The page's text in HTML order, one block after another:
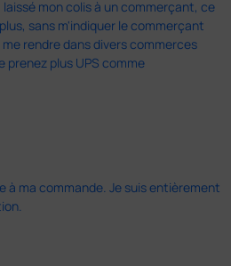
mon colis à un commerçant, ce
sans m'indiquer le commerçant
rendre dans divers commerces
prenez plus UPS comme
à ma commande. Je suis entièrement